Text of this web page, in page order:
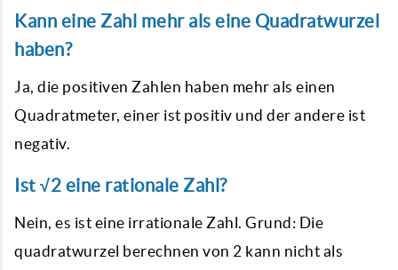
Kann eine Zahl mehr als eine Quadratwurzel
haben?
Ja, die positiven Zahlen haben mehr als einen
Quadratmeter, einer ist positiv und der andere ist
negativ.
Ist √2 eine rationale Zahl?
Nein, es ist eine irrationale Zahl. Grund: Die
quadratwurzel berechnen von 2 kann nicht als